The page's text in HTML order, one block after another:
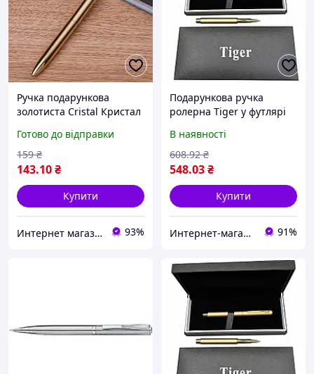
Ручка подарункова
золотиста Cristal Кристал
Готово до відправки
143.10₴
159 ₴
Купити
Интернет магазин сувениров Старик Хоттабыч 93%
Подарункова ручка
ролерна Tiger у футлярі
В наявності
548.03₴
608.92 ₴
Купити
Интернет-магазин Восторг Онлайн - товары для различных людей! 91%